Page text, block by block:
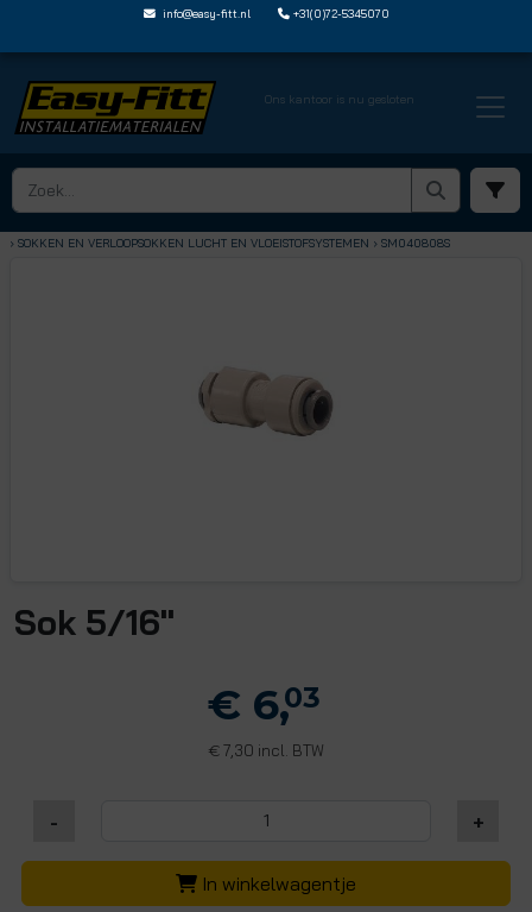
info@easy-fitt.nl +31(0)72-5345070
Ons kantoor is nu gesloten
HOME › SPEEDFIT LUCHT EN VLOEISTOFFEN
› SOKKEN EN VERLOOPSOKKEN LUCHT EN VLOEISTOFSYSTEMEN › SM040808S
Sok 5/16"
€ 6,03
€ 7,30 incl. BTW
- +
In winkelwagentje